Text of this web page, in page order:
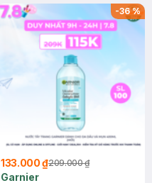
-36%
133.000 ₫209.000 ₫
Garnier